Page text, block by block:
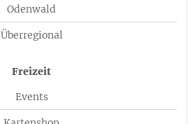
Odenwald
Überregional
Freizeit
Events